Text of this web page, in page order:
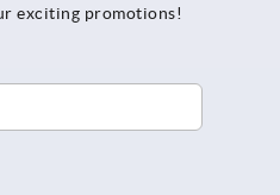
exciting promotions!